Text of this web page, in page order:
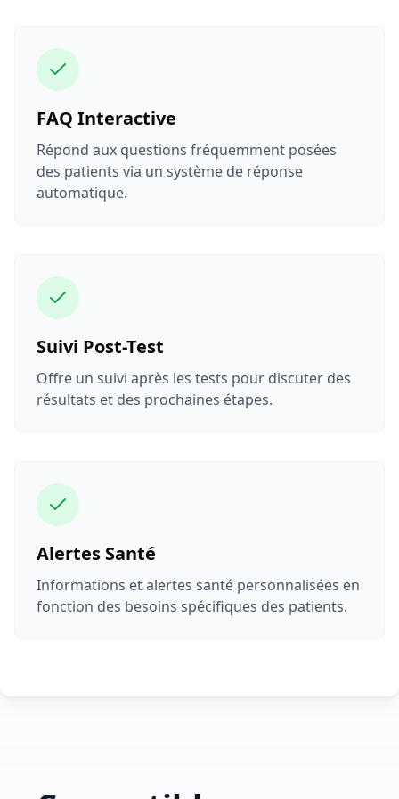
FAQ Interactive
Répond aux questions fréquemment posées
des patients via un système de réponse
automatique.
Suivi Post-Test
Offre un suivi après les tests pour discuter des
résultats et des prochaines étapes.
Alertes Santé
Informations et alertes santé personnalisées en
fonction des besoins spécifiques des patients.